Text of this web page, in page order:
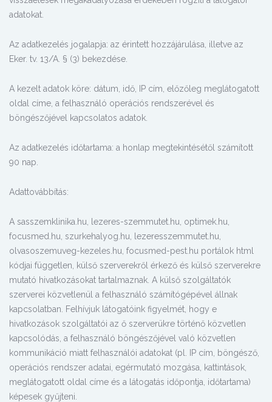
adatokat.
Az adatkezelés jogalapja: az érintett hozzájárulása, illetve az
Eker. tv. 13/A. § (3) bekezdése.
A kezelt adatok köre: dátum, idő, IP cím, előzőleg meglátogatott
oldal címe, a felhasználó operációs rendszerével és
böngészőjével kapcsolatos adatok.
Az adatkezelés időtartama: a honlap megtekintésétől számított
90 nap.
Adattovábbítás:
A sasszemklinika.hu, lezeres-szemmutet.hu, optimek.hu,
focusmed.hu, szurkehalyog.hu, lezeresszemmutet.hu,
olvasoszemuveg-kezeles.hu, focusmed-pest.hu portálok html
kódjai független, külső szerverekről érkező és külső szerverekre
mutató hivatkozásokat tartalmaznak. A külső szolgáltatók
szerverei közvetlenül a felhasználó számítógépével állnak
kapcsolatban. Felhívjuk látogatóink figyelmét, hogy e
hivatkozások szolgáltatói az ő szerverükre történő közvetlen
kapcsolódás, a felhasználó böngészőjével való közvetlen
kommunikáció miatt felhasználói adatokat (pl. IP cím, böngésző,
operációs rendszer adatai, egérmutató mozgása, kattintások,
meglátogatott oldal címe és a látogatás időpontja, időtartama)
képesek gyűjteni.